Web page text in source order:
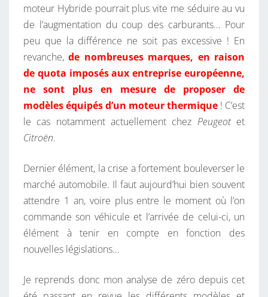
moteur Hybride pourrait plus vite me séduire au vu
de l’augmentation du coup des carburants… Pour
peu que la différence ne soit pas excessive ! En
revanche,de nombreuses marques, en raison
de quota imposés aux entreprise européenne,
ne sont plus en mesure de proposer de
modèles équipés d’un moteur thermique ! C’est
le cas notamment actuellement chez Peugeotet
Citroën.
Dernier élément, la crise a fortement bouleverser le
marché automobile. Il faut aujourd’hui bien souvent
attendre 1 an, voire plus entre le moment où l’on
commande son véhicule et l’arrivée de celui-ci, un
élément à tenir en compte en fonction des
nouvelles législations…
Je reprends donc mon analyse de zéro depuis cet